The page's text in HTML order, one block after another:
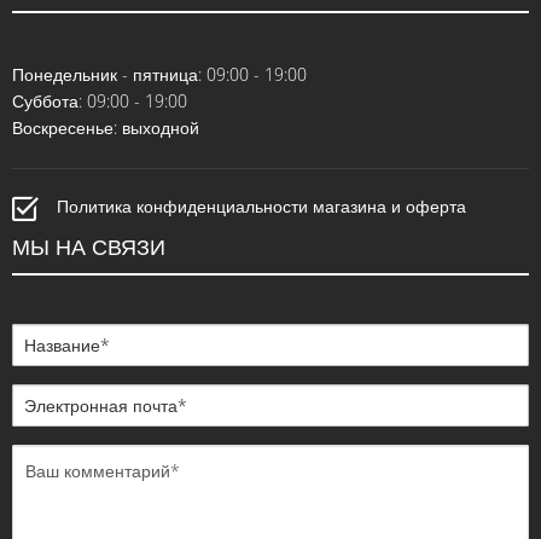
Понедельник - пятница: 09:00 - 19:00
Суббота: 09:00 - 19:00
Воскресенье: выходной
Политика конфиденциальности магазина и оферта
МЫ НА СВЯЗИ